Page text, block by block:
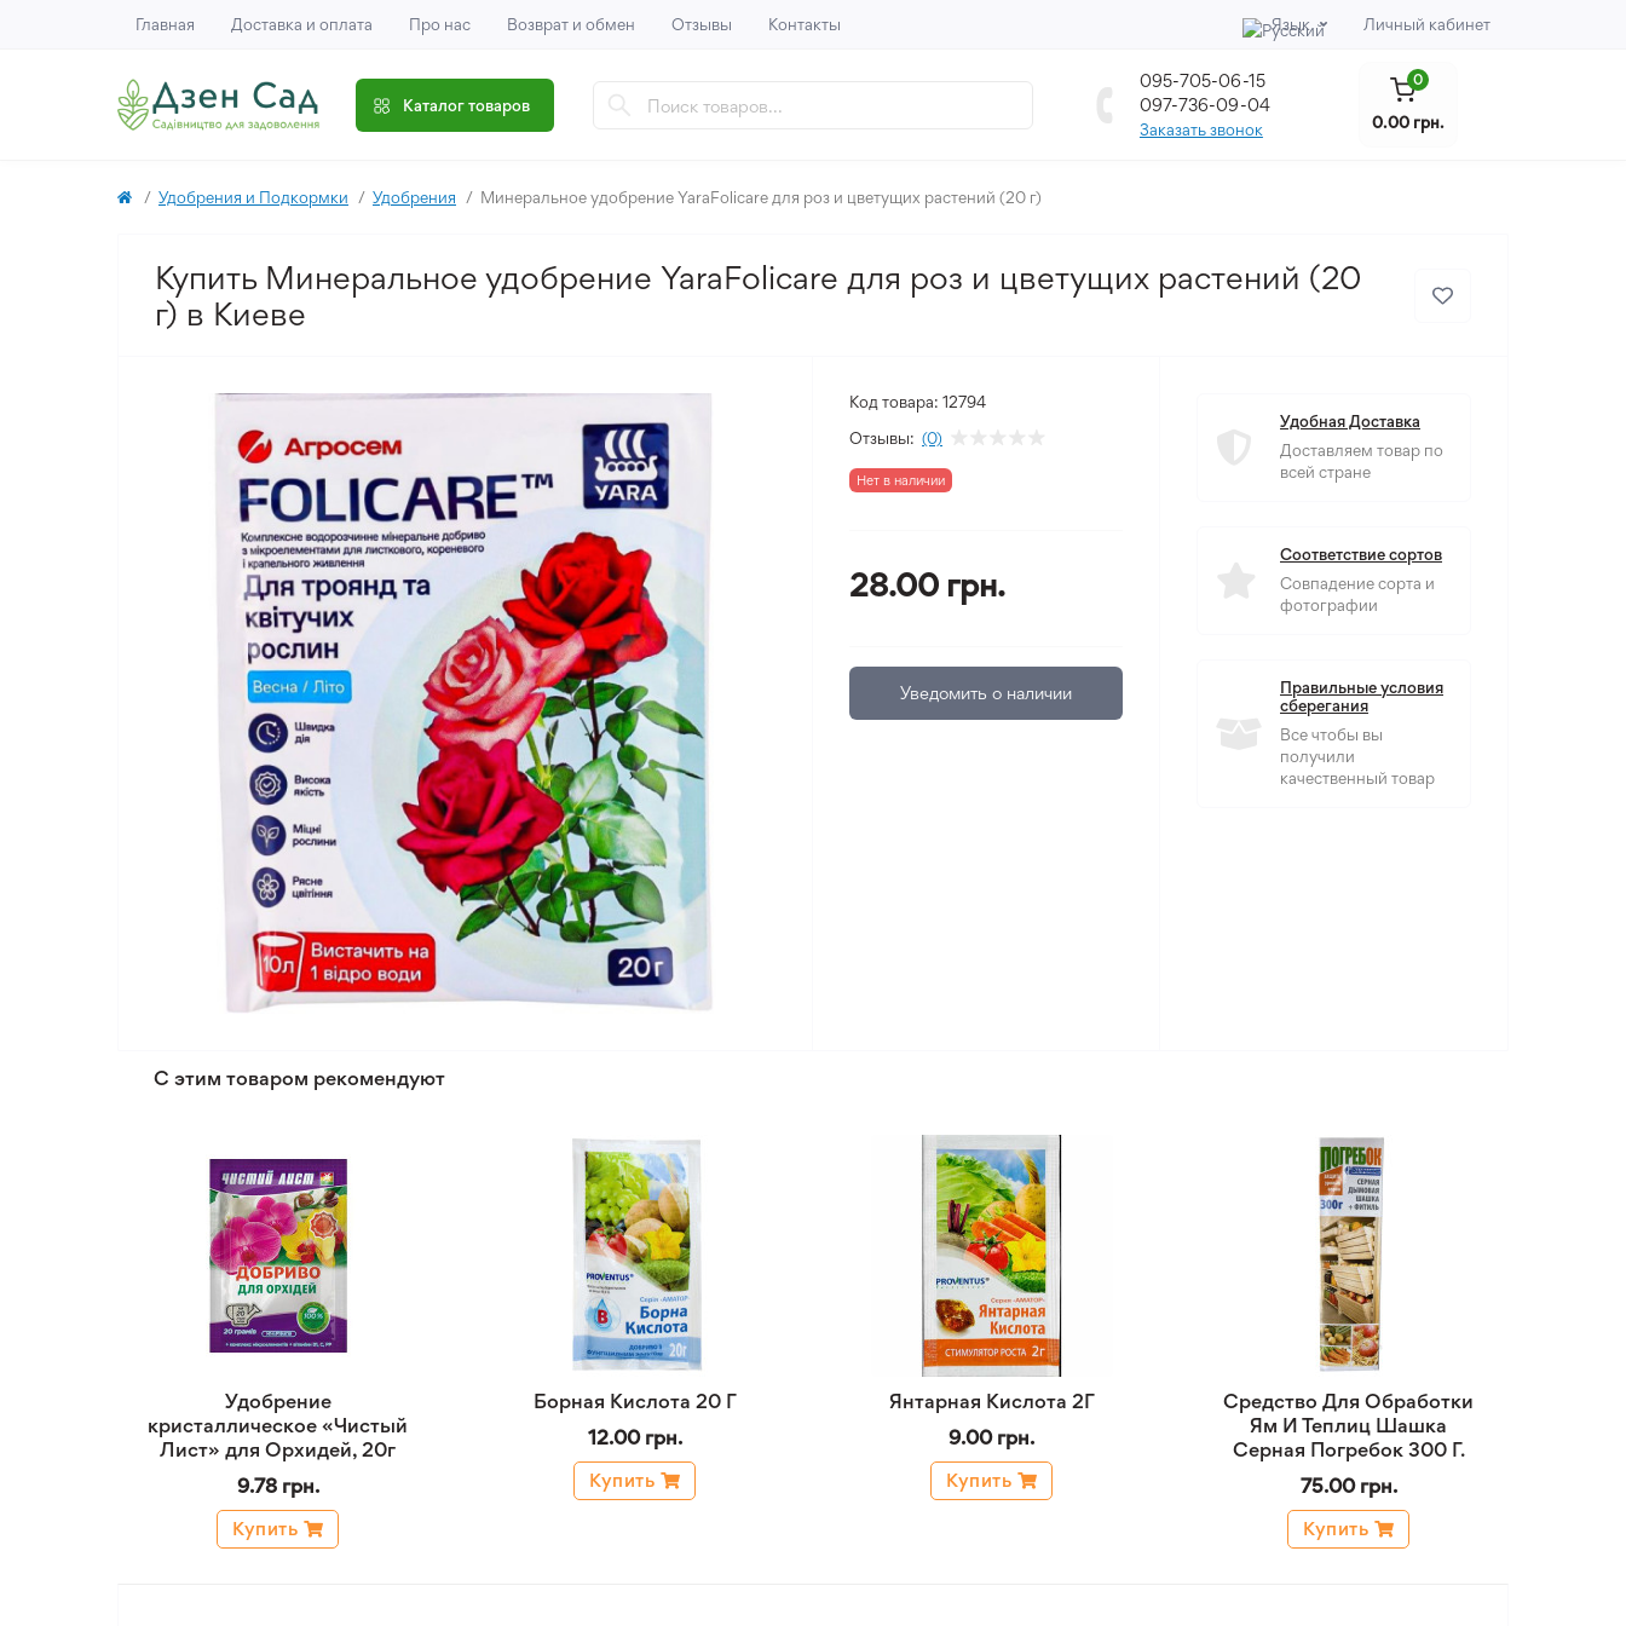
Главная Доставка и оплата Про нас Возврат и обмен Отзывы Контакты Язык Личный кабинет
Каталог товаров
095-705-06-15
097-736-09-04
Заказать звонок
0
0.00 грн.
Удобрения и Подкормки Удобрения Минеральное удобрение YaraFolicare для роз и цветущих растений (20 г)
Купить Минеральное удобрение YaraFolicare для роз и цветущих растений (20
г) в Киеве
Код товара: 12794
Отзывы: (0)
Нет в наличии
28.00 грн.
Уведомить о наличии
Удобная Доставка
Доставляем товар по
всей стране
Соответствие сортов
Совпадение сорта и
фотографии
Правильные условия
сберегания
Все чтобы вы
получили
качественный товар
С этим товаром рекомендуют
Удобрение
кристаллическое «Чистый
Лист» для Орхидей, 20г
9.78 грн.
Купить
Борная Кислота 20 Г
12.00 грн.
Купить
Янтарная Кислота 2Г
9.00 грн.
Купить
Средство Для Обработки
Ям И Теплиц Шашка
Серная Погребок 300 Г.
75.00 грн.
Купить